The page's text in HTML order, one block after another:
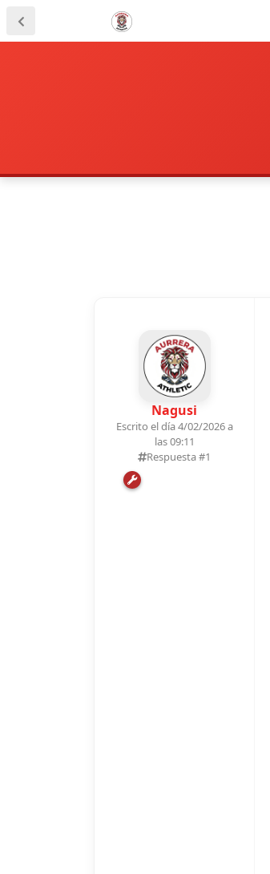
Nagusi
Escrito el día 4/02/2026 a
las 09:11
Respuesta #1